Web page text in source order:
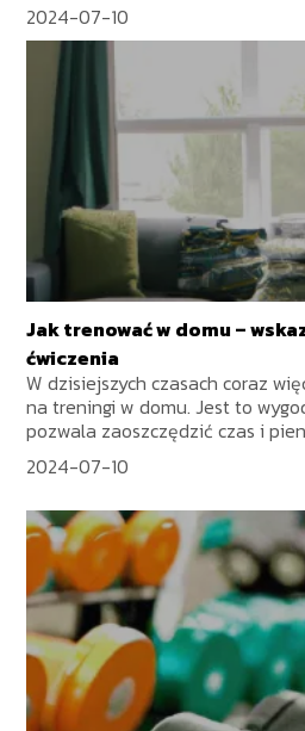
2024-07-10
Jak trenować w domu –
ćwiczenia
W dzisiejszych czasach coraz
na treningi w domu. Jest to
pozwala zaoszczędzić czas i
2024-07-10